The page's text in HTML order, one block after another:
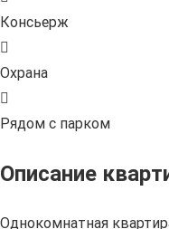
Консьерж
Охрана
Рядом с парком
Описание
Однокомнатная